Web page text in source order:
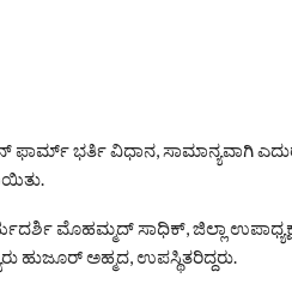
ಭರ್ತಿ ವಿಧಾನ, ಸಾಮಾನ್ಯವಾಗಿ
ಮೊಹಮ್ಮದ್ ಸಾಧಿಕ್, ಜಿಲ್ಲಾ
ಹುಜೂರ್ ಅಹ್ಮದ, ಉಪಸ್ಥಿತರಿದ್ದರು.